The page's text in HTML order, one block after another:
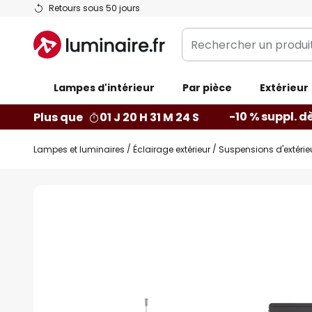
Retours sous 50 jours
Allez
contenu
Rechercher
un
catégorie...
Lampes d'intérieur Par pièce Extérieur
Plus que 01 J 20 H 31 M 23 S -10 % suppl.
Lampes et luminaires Éclairage extérieur Suspensions